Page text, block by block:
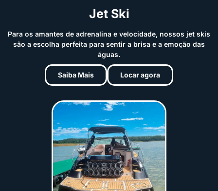
Jet Ski
Para os amantes de adrenalina e velocidade, nossos jet skis
são a escolha perfeita para sentir a brisa e a emoção das
águas.
Saiba Mais Locar agora